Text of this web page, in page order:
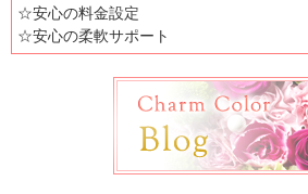
☆安心の料金設定
☆安心の柔軟サポート